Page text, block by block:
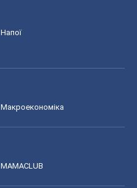
Напої
Макроекономіка
MAMACLUB